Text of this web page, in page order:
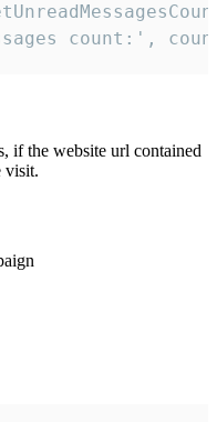
count:',
if the website url contained
visit.